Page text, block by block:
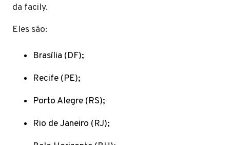
da facily.
Eles são:
Brasília (DF);
Recife (PE);
Porto Alegre (RS);
Rio de Janeiro (RJ);